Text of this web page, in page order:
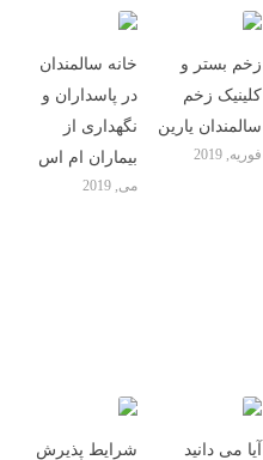
خانه سالمندان
در پاسداران و
نگهداری از
بیماران ام اس
می, 2019
زخم بستر و
کلینیک زخم
سالمندان یارین
فوریه, 2019
شرایط پذیرش
آیا می دانید